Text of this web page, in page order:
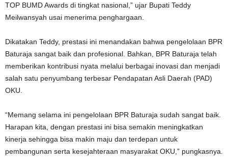
TOP BUMD Awards di tingkat nasional,” ujar Bupati Teddy
Meilwansyah usai menerima penghargaan.
Dikatakan Teddy, prestasi ini menandakan bahwa pengelolaan BPR
Baturaja sangat baik dan profesional. Bahkan, BPR Baturaja telah
memberikan kontribusi nyata melalui berbagai inovasi dan menjadi
salah satu penyumbang terbesar Pendapatan Asli Daerah (PAD)
OKU.
“Memang selama ini pengelolaan BPR Baturaja sudah sangat baik.
Harapan kita, dengan prestasi ini bisa semakin meningkatkan
kinerja sehingga bisa makin maju dan terdepan untuk
pembangunan serta kesejahteraan masyarakat OKU,” pungkasnya.